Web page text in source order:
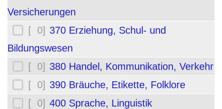
Versicherungen
[ 0] 370 Erziehung, Schul- und
Bildungswesen
[ 0] 380 Handel, Kommunikation, Verkehr
[ 0] 390 Bräuche, Etikette, Folklore
[ 0] 400 Sprache, Linguistik